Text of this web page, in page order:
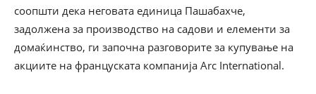
соопшти дека неговата единица Пашабахче,
задолжена за производство на садови и елементи за
домаќинство, ги започна разговорите за купување на
акциите на француската компанија Arc International.